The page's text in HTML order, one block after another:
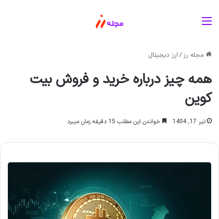
مجله رز/ ارز دیجیتال
همه چیز درباره خرید و فروش بیت
کوین
تیر 17, 1404 خواندن این مطلب 15 دقیقه زمان میبرد